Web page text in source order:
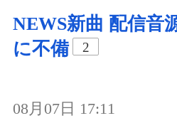
NEWS新曲 配信音
に不備
2
08月07日 17:11